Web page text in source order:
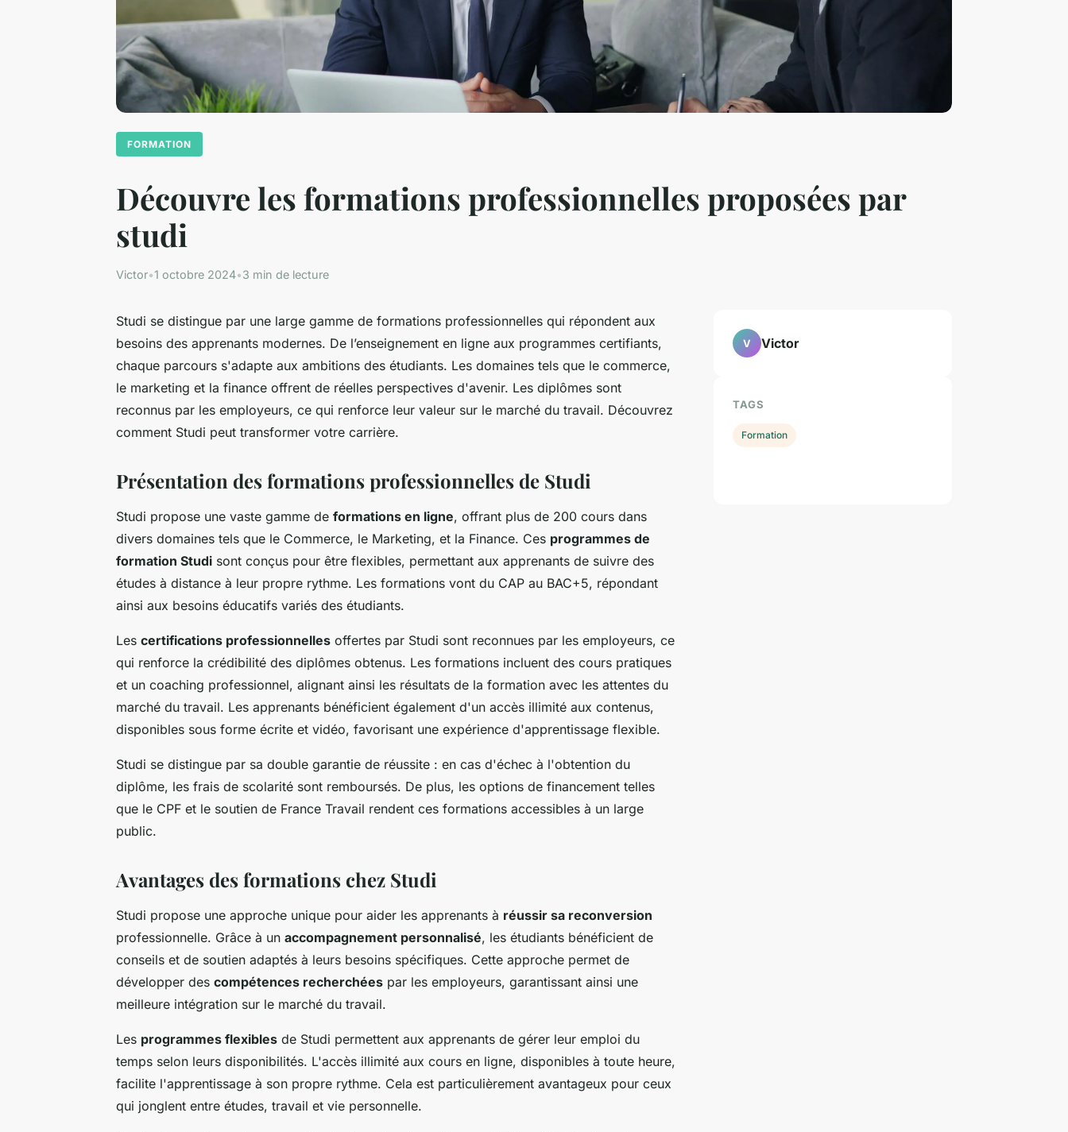
FORMATION
Découvre les formations professionnelles proposées par
studi
Victor•1 octobre 2024•3 min de lecture
Studi se distingue par une large gamme de formations professionnelles qui répondent aux
besoins des apprenants modernes. De l’enseignement en ligne aux programmes certifiants,
chaque parcours s'adapte aux ambitions des étudiants. Les domaines tels que le commerce,
le marketing et la finance offrent de réelles perspectives d'avenir. Les diplômes sont
reconnus par les employeurs, ce qui renforce leur valeur sur le marché du travail. Découvrez
comment Studi peut transformer votre carrière.
Présentation des formations professionnelles de Studi
Studi propose une vaste gamme de formations en ligne, offrant plus de 200 cours dans
divers domaines tels que le Commerce, le Marketing, et la Finance. Ces programmes de
formation Studi sont conçus pour être flexibles, permettant aux apprenants de suivre des
études à distance à leur propre rythme. Les formations vont du CAP au BAC+5, répondant
ainsi aux besoins éducatifs variés des étudiants.
Les certifications professionnelles offertes par Studi sont reconnues par les employeurs, ce
qui renforce la crédibilité des diplômes obtenus. Les formations incluent des cours pratiques
et un coaching professionnel, alignant ainsi les résultats de la formation avec les attentes du
marché du travail. Les apprenants bénéficient également d'un accès illimité aux contenus,
disponibles sous forme écrite et vidéo, favorisant une expérience d'apprentissage flexible.
Studi se distingue par sa double garantie de réussite : en cas d'échec à l'obtention du
diplôme, les frais de scolarité sont remboursés. De plus, les options de financement telles
que le CPF et le soutien de France Travail rendent ces formations accessibles à un large
public.
Avantages des formations chez Studi
Studi propose une approche unique pour aider les apprenants à réussir sa reconversion
professionnelle. Grâce à un accompagnement personnalisé, les étudiants bénéficient de
conseils et de soutien adaptés à leurs besoins spécifiques. Cette approche permet de
développer des compétences recherchées par les employeurs, garantissant ainsi une
meilleure intégration sur le marché du travail.
Les programmes flexibles de Studi permettent aux apprenants de gérer leur emploi du
temps selon leurs disponibilités. L'accès illimité aux cours en ligne, disponibles à toute heure,
facilite l'apprentissage à son propre rythme. Cela est particulièrement avantageux pour ceux
qui jonglent entre études, travail et vie personnelle.
V Victor
TAGS
Formation